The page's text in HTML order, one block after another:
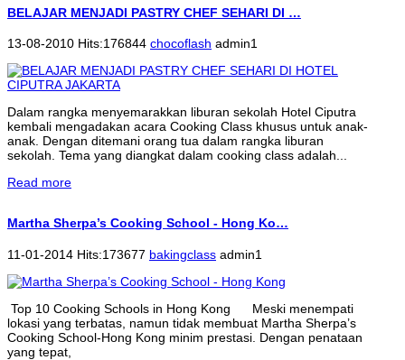
BELAJAR MENJADI PASTRY CHEF SEHARI DI …
13-08-2010 Hits:176844 chocoflash admin1
Dalam rangka menyemarakkan liburan sekolah Hotel Ciputra
kembali mengadakan acara Cooking Class khusus untuk anak-
anak. Dengan ditemani orang tua dalam rangka liburan
sekolah. Tema yang diangkat dalam cooking class adalah...
Read more
Martha Sherpa’s Cooking School - Hong Ko…
11-01-2014 Hits:173677 bakingclass admin1
Top 10 Cooking Schools in Hong Kong Meski menempati
lokasi yang terbatas, namun tidak membuat Martha Sherpa’s
Cooking School-Hong Kong minim prestasi. Dengan penataan
yang tepat,